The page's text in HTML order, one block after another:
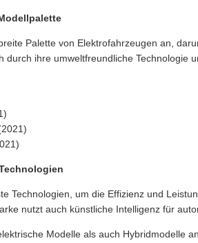
Palette von Elektrofahrzeugen an,
durch ihre umweltfreundliche Technologie
Technologien, um die Effizienz und
nutzt auch künstliche Intelligenz für
Modelle als auch Hybridmodelle